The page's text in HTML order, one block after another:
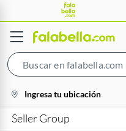
location-
icon
Ingresa tu ubicación
Seller Group